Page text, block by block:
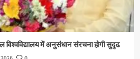
में अनुसंधान संरचना होगी सुदृढ